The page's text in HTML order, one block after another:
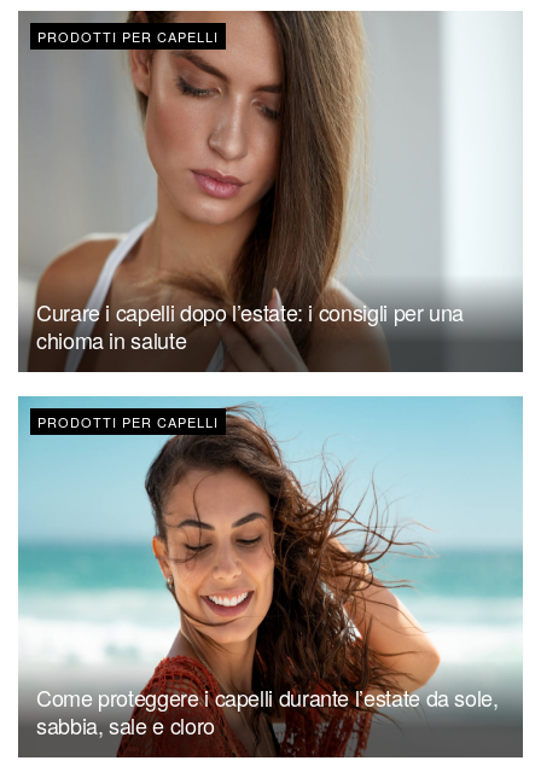
PRODOTTI PER CAPELLI
Curare i capelli dopo l’estate: i consigli per una
chioma in salute
PRODOTTI PER CAPELLI
Come proteggere i capelli durante l’estate da sole,
sabbia, sale e cloro